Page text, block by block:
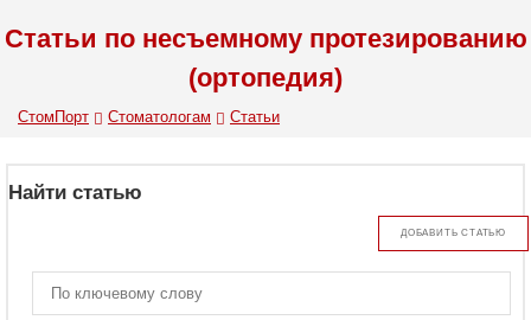
Статьи по несъемному протезированию
(ортопедия)
СтомПорт Стоматологам Статьи
Найти статью
ДОБАВИТЬ СТАТЬЮ